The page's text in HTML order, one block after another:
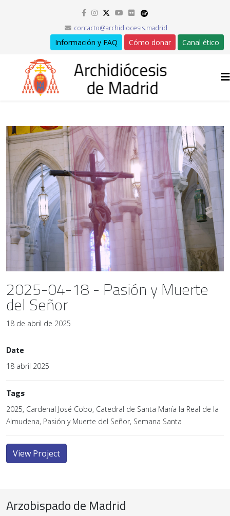
contacto@archidiocesis.madrid
Información y FAQ Cómo donar Canal ético
2025-04-18 - Pasión y Muerte
del Señor
18 de abril de 2025
Date
18 abril 2025
Tags
2025, Cardenal José Cobo, Catedral de Santa María la Real de la
Almudena, Pasión y Muerte del Señor, Semana Santa
View Project
Arzobispado de Madrid